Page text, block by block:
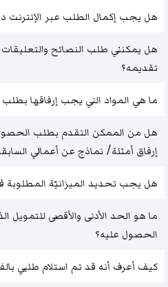
هل يجب إكمال الطلب عبر الإنترنت
هل يمكنني طلب النصائح
تقديمه؟
ما هي المواد التي يجب إرفاقها بطلب
هل من الممكن التقدم بطلب
إرفاق أمثلة/ نماذج عن أعمالي
هل يجب تحديد الميزانيّة المطلوبة
ما هو الحد الأدنى والأقصى للتمويل
الحصول عليه؟
كيف أعرف أنه قد تم استلام طلبي